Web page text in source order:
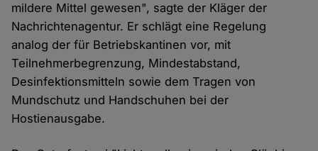
mildere Mittel gewesen", sagte der Kläger der
Nachrichtenagentur. Er schlägt eine Regelung
analog der für Betriebskantinen vor, mit
Teilnehmerbegrenzung, Mindestabstand,
Desinfektionsmitteln sowie dem Tragen von
Mundschutz und Handschuhen bei der
Hostienausgabe.